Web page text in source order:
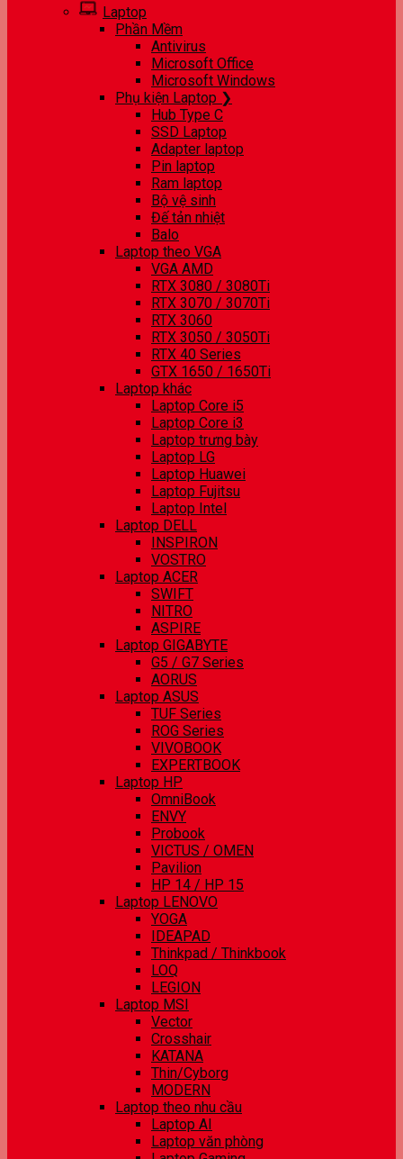
Laptop
Phần Mềm
Antivirus
Microsoft Office
Microsoft Windows
Phụ kiện Laptop ❯
Hub Type C
SSD Laptop
Adapter laptop
Pin laptop
Ram laptop
Bộ vệ sinh
Đế tản nhiệt
Balo
Laptop theo VGA
VGA AMD
RTX 3080 / 3080Ti
RTX 3070 / 3070Ti
RTX 3060
RTX 3050 / 3050Ti
RTX 40 Series
GTX 1650 / 1650Ti
Laptop khác
Laptop Core i5
Laptop Core i3
Laptop trưng bày
Laptop LG
Laptop Huawei
Laptop Fujitsu
Laptop Intel
Laptop DELL
INSPIRON
VOSTRO
Laptop ACER
SWIFT
NITRO
ASPIRE
Laptop GIGABYTE
G5 / G7 Series
AORUS
Laptop ASUS
TUF Series
ROG Series
VIVOBOOK
EXPERTBOOK
Laptop HP
OmniBook
ENVY
Probook
VICTUS / OMEN
Pavilion
HP 14 / HP 15
Laptop LENOVO
YOGA
IDEAPAD
Thinkpad / Thinkbook
LOQ
LEGION
Laptop MSI
Vector
Crosshair
KATANA
Thin/Cyborg
MODERN
Laptop theo nhu cầu
Laptop AI
Laptop văn phòng